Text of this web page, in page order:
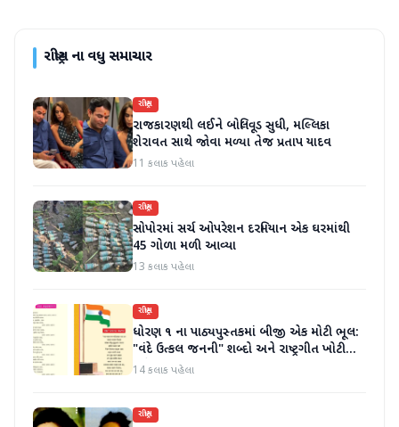
રાષ્ટ્રીયના વધુ સમાચાર
રાષ્ટ્રીય
રાજકારણથી લઈને બોલિવૂડ સુધી, મલ્લિકા
શેરાવત સાથે જોવા મળ્યા તેજ પ્રતાપ યાદવ
11 કલાક પહેલા
રાષ્ટ્રીય
સોપોરમાં સર્ચ ઓપરેશન દરમિયાન એક ઘરમાંથી
45 ગોળા મળી આવ્યા
13 કલાક પહેલા
રાષ્ટ્રીય
ધોરણ ૧ ના પાઠ્યપુસ્તકમાં બીજી એક મોટી ભૂલ:
"વંદે ઉત્કલ જનની" શબ્દો અને રાષ્ટ્રગીત ખોટી
રીતે છાપવામાં આવ્યા
14 કલાક પહેલા
રાષ્ટ્રીય